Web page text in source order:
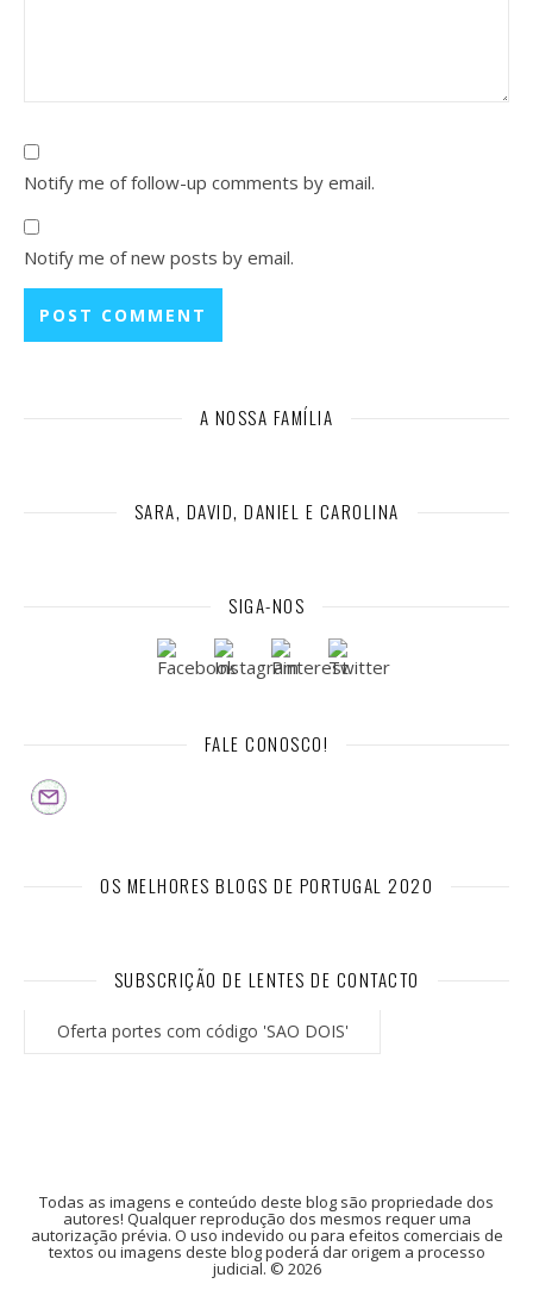
Notify me of follow-up comments by email.
Notify me of new posts by email.
A NOSSA FAMÍLIA
SARA, DAVID, DANIEL E CAROLINA
SIGA-NOS
FALE CONOSCO!
OS MELHORES BLOGS DE PORTUGAL 2020
SUBSCRIÇÃO DE LENTES DE CONTACTO
Oferta portes com código 'SAO DOIS'
Todas as imagens e conteúdo deste blog são propriedade dos
autores! Qualquer reprodução dos mesmos requer uma
autorização prévia. O uso indevido ou para efeitos comerciais de
textos ou imagens deste blog poderá dar origem a processo
judicial. © 2026